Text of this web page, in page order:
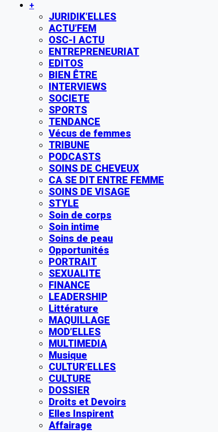
+
JURIDIK’ELLES
ACTU’FEM
OSC-I ACTU
ENTREPRENEURIAT
EDITOS
BIEN ÊTRE
INTERVIEWS
SOCIETE
SPORTS
TENDANCE
Vécus de femmes
TRIBUNE
PODCASTS
SOINS DE CHEVEUX
CA SE DIT ENTRE FEMME
SOINS DE VISAGE
STYLE
Soin de corps
Soin intime
Soins de peau
Opportunités
PORTRAIT
SEXUALITE
FINANCE
LEADERSHIP
Littérature
MAQUILLAGE
MOD’ELLES
MULTIMEDIA
Musique
CULTUR’ELLES
CULTURE
DOSSIER
Droits et Devoirs
Elles Inspirent
Affairage